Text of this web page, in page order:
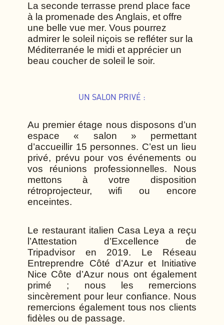
La seconde terrasse prend place face
à la promenade des Anglais, et offre
une belle vue mer. Vous pourrez
admirer le soleil niçois se refléter sur la
Méditerranée le midi et apprécier un
beau coucher de soleil le soir.
UN SALON PRIVÉ :
Au premier étage nous disposons d’un
espace « salon » permettant
d’accueillir 15 personnes. C’est un lieu
privé, prévu pour vos événements ou
vos réunions professionnelles. Nous
mettons à votre disposition
rétroprojecteur, wifi ou encore
enceintes.
Le restaurant italien Casa Leya a reçu
l’Attestation d’Excellence de
Tripadvisor en 2019. Le Réseau
Entreprendre Côté d’Azur et Initiative
Nice Côte d’Azur nous ont également
primé ; nous les remercions
sincèrement pour leur confiance. Nous
remercions également tous nos clients
fidèles ou de passage.